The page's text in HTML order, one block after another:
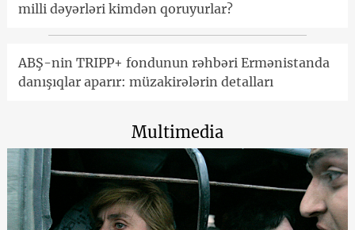
milli dəyərləri kimdən qoruyurlar?
ABŞ-nin TRIPP+ fondunun rəhbəri Ermənistanda
danışıqlar aparır: müzakirələrin detalları
Multimedia